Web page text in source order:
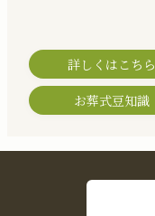
詳しくはこちら
お葬式豆知識